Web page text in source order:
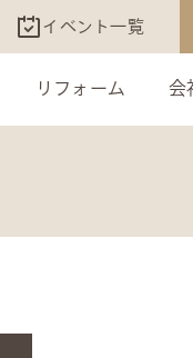
イベント一覧
リフォーム 会